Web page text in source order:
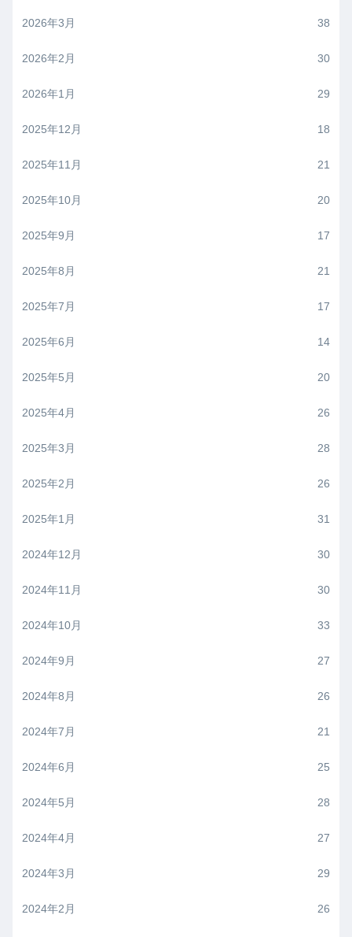
2026年3月 38
2026年2月 30
2026年1月 29
2025年12月 18
2025年11月 21
2025年10月 20
2025年9月 17
2025年8月 21
2025年7月 17
2025年6月 14
2025年5月 20
2025年4月 26
2025年3月 28
2025年2月 26
2025年1月 31
2024年12月 30
2024年11月 30
2024年10月 33
2024年9月 27
2024年8月 26
2024年7月 21
2024年6月 25
2024年5月 28
2024年4月 27
2024年3月 29
2024年2月 26